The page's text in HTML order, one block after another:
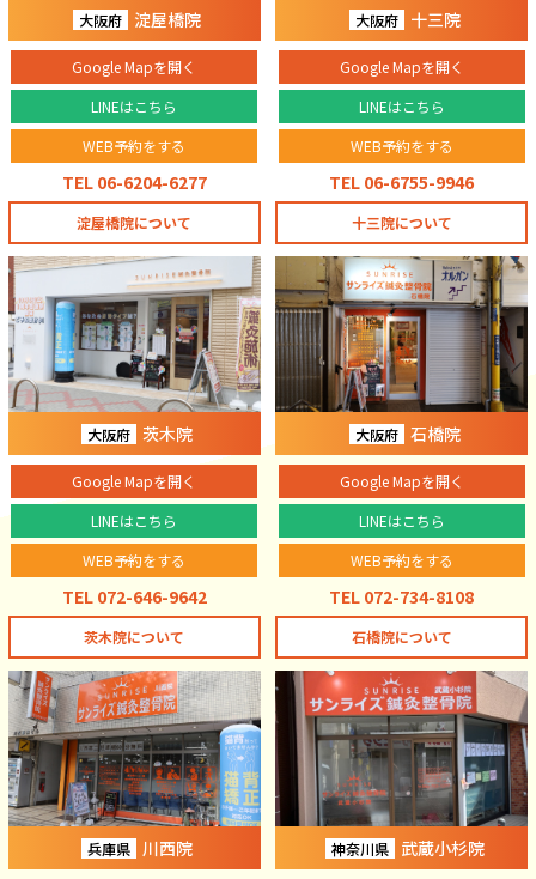
大阪府 淀屋橋院
Google Mapを開く
LINEはこちら
WEB予約をする
TEL 06-6204-6277
淀屋橋院について
大阪府 十三院
Google Mapを開く
LINEはこちら
WEB予約をする
TEL 06-6755-9946
十三院について
大阪府 茨木院
Google Mapを開く
LINEはこちら
WEB予約をする
TEL 072-646-9642
茨木院について
大阪府 石橋院
Google Mapを開く
LINEはこちら
WEB予約をする
TEL 072-734-8108
石橋院について
兵庫県 川西院 神奈川県 武蔵小杉院